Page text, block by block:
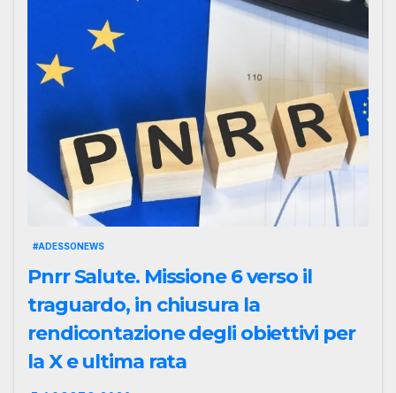
#ADESSONEWS
Pnrr Salute. Missione 6 verso il
traguardo, in chiusura la
rendicontazione degli obiettivi per
la X e ultima rata